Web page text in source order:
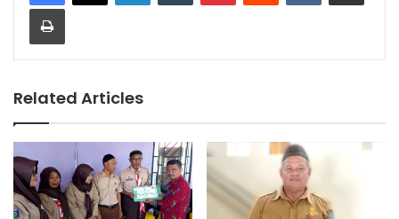
Print
Related Articles